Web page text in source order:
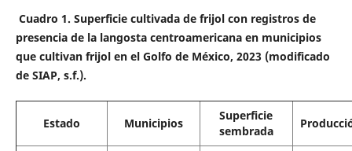
Cuadro 1. Superficie cultivada de frijol con registros de
presencia de la langosta centroamericana en municipios
que cultivan frijol en el Golfo de México, 2023 (modificado
de SIAP, s.f.).
Estado Municipios
Superficie
sembrada